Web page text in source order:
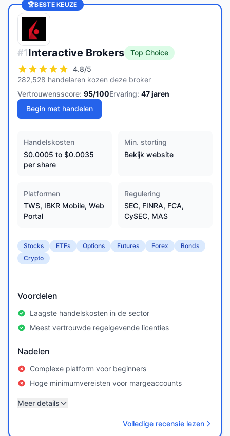
🏆BESTE KEUZE
#1Interactive Brokers
Top Choice
4.8/5
282,528 handelaren kozen deze broker
Vertrouwensscore: 95/100Ervaring: 47jaren
Begin met handelen
Handelskosten
$0.0005 to $0.0035
per share
Min. storting
Bekijk website
Platformen
TWS, IBKR Mobile, Web
Portal
Regulering
SEC, FINRA, FCA,
CySEC, MAS
Stocks ETFs Options Futures Forex
Bonds
Crypto
Voordelen
Laagste handelskosten in de sector
Meest vertrouwde regelgevende licenties
Nadelen
Complexe platform voor beginners
Hoge minimumvereisten voor margeaccounts
Meer details
Volledige recensie lezen